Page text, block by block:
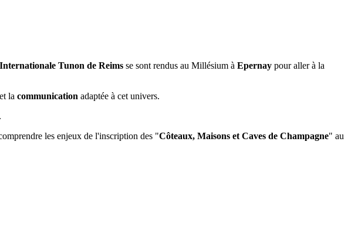
Tunon de Reims se sont rendus au Millésium à Epernay pour aller à la
et la communication adaptée à cet univers.
les enjeux de l'inscription des "Côteaux, Maisons et Caves de Champagne" au